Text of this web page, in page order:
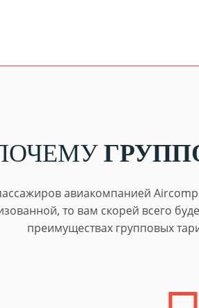
авиакомпанией
то вам скорей всего
преимуществах групповых